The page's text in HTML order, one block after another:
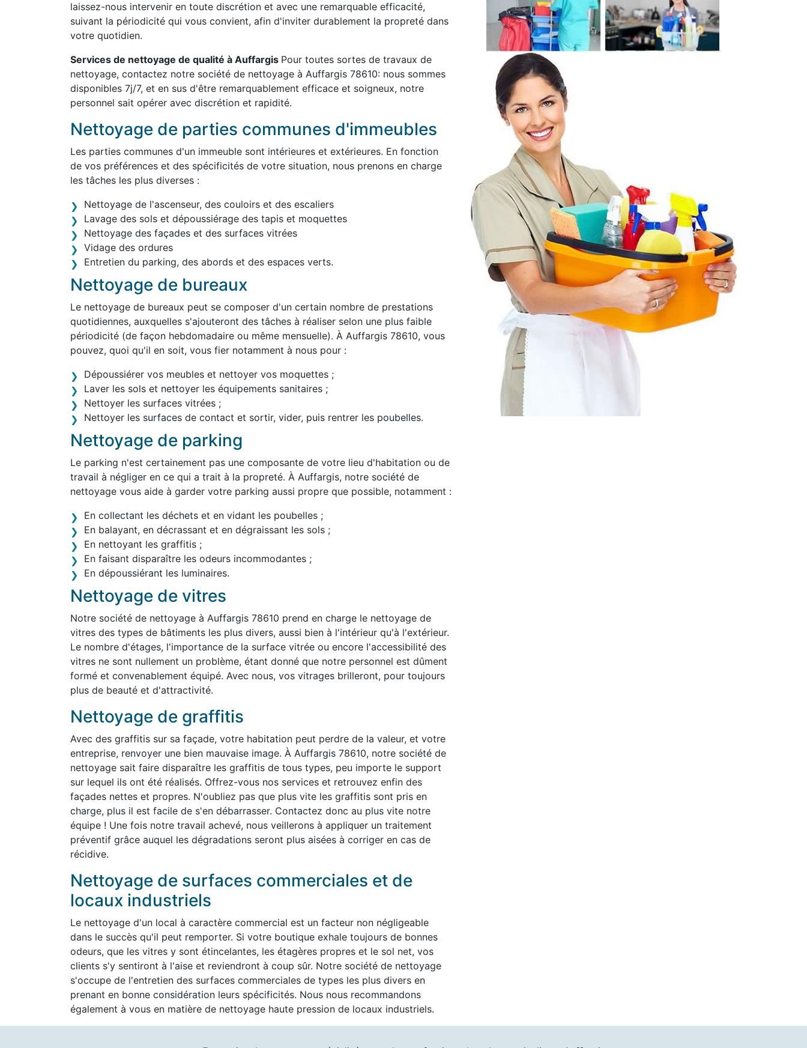
laissez-nous intervenir en toute discrétion et avec une remarquable efficacité,
suivant la périodicité qui vous convient, afin d'inviter durablement la propreté dans
votre quotidien.
Services de nettoyage de qualité à Auffargis Pour toutes sortes de travaux de
nettoyage, contactez notre société de nettoyage à Auffargis 78610: nous sommes
disponibles 7j/7, et en sus d'être remarquablement efficace et soigneux, notre
personnel sait opérer avec discrétion et rapidité.
Nettoyage de parties communes d'immeubles
Les parties communes d'un immeuble sont intérieures et extérieures. En fonction
de vos préférences et des spécificités de votre situation, nous prenons en charge
les tâches les plus diverses :
Nettoyage de l'ascenseur, des couloirs et des escaliers
Lavage des sols et dépoussiérage des tapis et moquettes
Nettoyage des façades et des surfaces vitrées
Vidage des ordures
Entretien du parking, des abords et des espaces verts.
Nettoyage de bureaux
Le nettoyage de bureaux peut se composer d'un certain nombre de prestations
quotidiennes, auxquelles s'ajouteront des tâches à réaliser selon une plus faible
périodicité (de façon hebdomadaire ou même mensuelle). À Auffargis 78610, vous
pouvez, quoi qu'il en soit, vous fier notamment à nous pour :
Dépoussiérer vos meubles et nettoyer vos moquettes ;
Laver les sols et nettoyer les équipements sanitaires ;
Nettoyer les surfaces vitrées ;
Nettoyer les surfaces de contact et sortir, vider, puis rentrer les poubelles.
Nettoyage de parking
Le parking n'est certainement pas une composante de votre lieu d'habitation ou de
travail à négliger en ce qui a trait à la propreté. À Auffargis, notre société de
nettoyage vous aide à garder votre parking aussi propre que possible, notamment :
En collectant les déchets et en vidant les poubelles ;
En balayant, en décrassant et en dégraissant les sols ;
En nettoyant les graffitis ;
En faisant disparaître les odeurs incommodantes ;
En dépoussiérant les luminaires.
Nettoyage de vitres
Notre société de nettoyage à Auffargis 78610 prend en charge le nettoyage de
vitres des types de bâtiments les plus divers, aussi bien à l'intérieur qu'à l'extérieur.
Le nombre d'étages, l'importance de la surface vitrée ou encore l'accessibilité des
vitres ne sont nullement un problème, étant donné que notre personnel est dûment
formé et convenablement équipé. Avec nous, vos vitrages brilleront, pour toujours
plus de beauté et d'attractivité.
Nettoyage de graffitis
Avec des graffitis sur sa façade, votre habitation peut perdre de la valeur, et votre
entreprise, renvoyer une bien mauvaise image. À Auffargis 78610, notre société de
nettoyage sait faire disparaître les graffitis de tous types, peu importe le support
sur lequel ils ont été réalisés. Offrez-vous nos services et retrouvez enfin des
façades nettes et propres. N'oubliez pas que plus vite les graffitis sont pris en
charge, plus il est facile de s'en débarrasser. Contactez donc au plus vite notre
équipe ! Une fois notre travail achevé, nous veillerons à appliquer un traitement
préventif grâce auquel les dégradations seront plus aisées à corriger en cas de
récidive.
Nettoyage de surfaces commerciales et de
locaux industriels
Le nettoyage d'un local à caractère commercial est un facteur non négligeable
dans le succès qu'il peut remporter. Si votre boutique exhale toujours de bonnes
odeurs, que les vitres y sont étincelantes, les étagères propres et le sol net, vos
clients s'y sentiront à l'aise et reviendront à coup sûr. Notre société de nettoyage
s'occupe de l'entretien des surfaces commerciales de types les plus divers en
prenant en bonne considération leurs spécificités. Nous nous recommandons
également à vous en matière de nettoyage haute pression de locaux industriels.